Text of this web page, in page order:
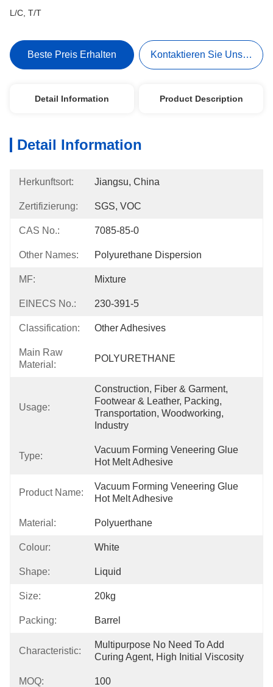
L/C, T/T
Beste Preis Erhalten Kontaktieren Sie Uns Jetzt
Detail Information Product Description
Detail Information
Herkunftsort: Jiangsu, China
Zertifizierung: SGS, VOC
CAS No.: 7085-85-0
Other Names: Polyurethane Dispersion
MF: Mixture
EINECS No.: 230-391-5
Classification: Other Adhesives
Main Raw
Material:
POLYURETHANE
Usage:
Construction, Fiber & Garment,
Footwear & Leather, Packing,
Transportation, Woodworking,
Industry
Type:
Vacuum Forming Veneering Glue
Hot Melt Adhesive
Product Name:
Vacuum Forming Veneering Glue
Hot Melt Adhesive
Material: Polyuerthane
Colour: White
Shape: Liquid
Size: 20kg
Packing: Barrel
Characteristic:
Multipurpose No Need To Add
Curing Agent, High Initial Viscosity
MOQ: 100